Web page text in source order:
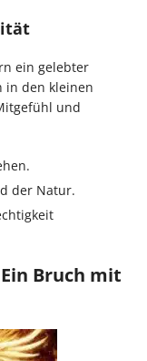
ein gelebter
in den kleinen
und
der Natur.
Bruch mit